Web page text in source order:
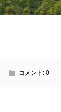
コメント: 0